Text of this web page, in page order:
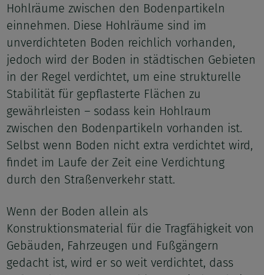
Hohlräume zwischen den Bodenpartikeln
einnehmen. Diese Hohlräume sind im
unverdichteten Boden reichlich vorhanden,
jedoch wird der Boden in städtischen Gebieten
in der Regel verdichtet, um eine strukturelle
Stabilität für gepflasterte Flächen zu
gewährleisten – sodass kein Hohlraum
zwischen den Bodenpartikeln vorhanden ist.
Selbst wenn Boden nicht extra verdichtet wird,
findet im Laufe der Zeit eine Verdichtung
durch den Straßenverkehr statt.
Wenn der Boden allein als
Konstruktionsmaterial für die Tragfähigkeit von
Gebäuden, Fahrzeugen und Fußgängern
gedacht ist, wird er so weit verdichtet, dass